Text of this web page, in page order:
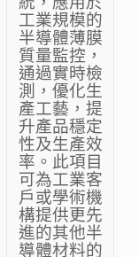
工業規模的
半導體薄膜
質量監控，
通過實時檢
測，優化生
產工藝，提
升產品穩定
性及生產效
率。此項目
可為工業客
戶或學術機
構提供更先
進的其他半
導體材料的